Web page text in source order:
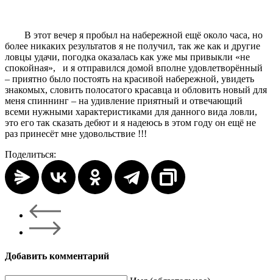
В этот вечер я пробыл на набережной ещё около часа, но
более никаких результатов я не получил, так же как и другие
ловцы удачи, погодка оказалась как уже мы привыкли «не
спокойная», и я отправился домой вполне удовлетворённый
– приятно было постоять на красивой набережной, увидеть
знакомых, словить полосатого красавца и обловить новый для
меня спиннинг – на удивление приятный и отвечающий
всеми нужными характеристиками для данного вида ловли,
это его так сказать дебют и я надеюсь в этом году он ещё не
раз принесёт мне удовольствие !!!
Поделиться:
Добавить комментарий